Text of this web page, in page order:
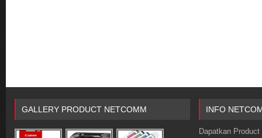
GALLERY PRODUCT NETCOMM INFO
Dapatkan